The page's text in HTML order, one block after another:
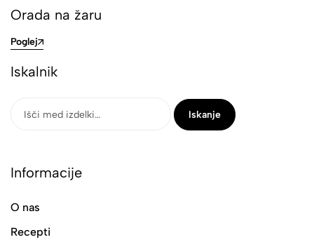
Orada na žaru
Poglej
Iskalnik
Iskanje
Informacije
O nas
Recepti